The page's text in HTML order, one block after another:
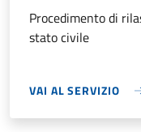
Procedimento di
stato civile
VAI AL SERVIZIO